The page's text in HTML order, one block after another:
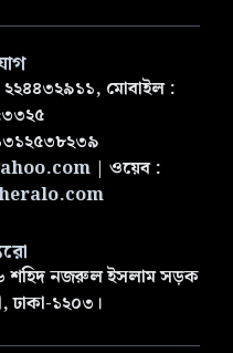
মোবাইল :
| ওয়েব :
শহিদ নজরুল ইসলাম সড়ক
ঢাকা-১২০৩।